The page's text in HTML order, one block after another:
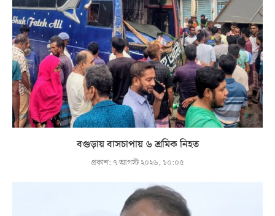
বগুড়ায় বাসচাপায় ৬ শ্রমিক নিহত
প্রকাশ: ৭ আগস্ট ২০২৬, ১০:০৫